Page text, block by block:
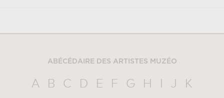
ABÉCÉDAIRE DES ARTISTES MUZÉO
A B C D E F G H I J
K